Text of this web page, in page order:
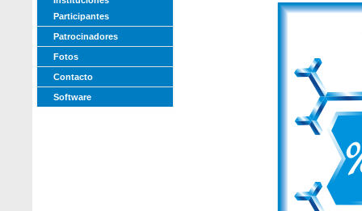
Participantes
Patrocinadores
Fotos
Contacto
Software